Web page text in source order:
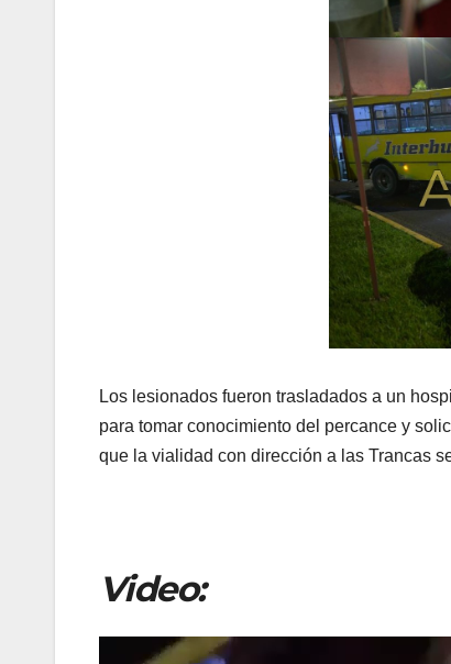
Los lesionados fueron trasladados a un
para tomar conocimiento del percance y
que la vialidad con dirección a las Trancas
Video:
Reproductor